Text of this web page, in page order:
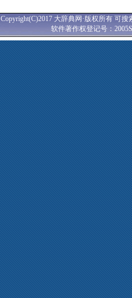
Copyright(C)2017 大辞典网·版权所有 可
软件著作权登记号：